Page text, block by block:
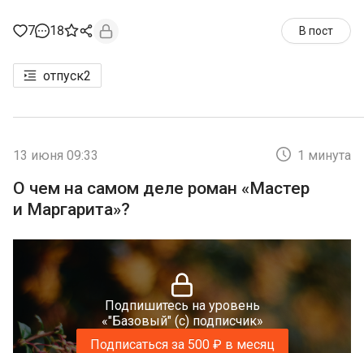
7 18 В пост
отпуск2
13 июня 09:33 1 минута
О чем на самом деле роман «Мастер
и Маргарита»?
Подпишитесь на уровень
«"Базовый" (с) подписчик»
Подписаться за 500 ₽ в месяц